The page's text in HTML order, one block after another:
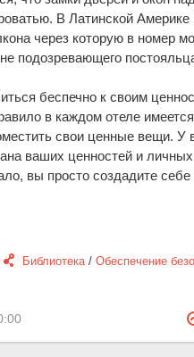
В Латинской Америке
через которую в номер
подозревающего
беспечно к своим
в каждом отеле
свои ценные вещи. У
ваших ценностей и
вы просто создадите
Библиотека /Обеспечение